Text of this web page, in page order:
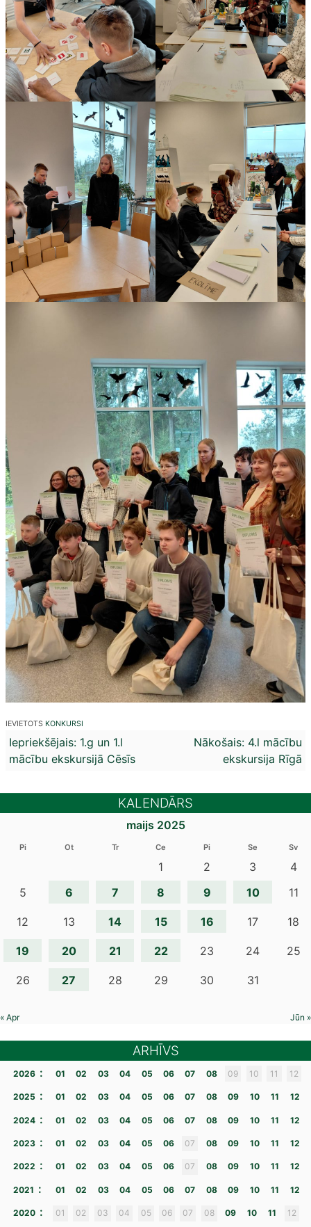
IEVIETOTS KONKURSI
Ziņu
izvēlne
Iepriekšējais: 1.g un 1.l
mācību ekskursijā Cēsīs
Nākošais: 4.l mācību
ekskursija Rīgā
KALENDĀRS
maijs 2025
Pi Ot Tr Ce Pi Se Sv
1 2 3
4
5
6 7 8 9 10 11
12 13 14 15 16 17 18
19 20 21 22 23 24 25
26 27 28 29 30 31
« Apr Jūn »
ARHĪVS
2026 : 01 02 03 04 05 06 07 08 09 10 11 12
2025 : 01 02 03 04 05 06 07 08 09 10 11 12
2024 : 01 02 03 04 05 06 07 08 09 10 11 12
2023 : 01 02 03 04 05 06 07 08 09 10 11 12
2022 : 01 02 03 04 05 06 07 08 09 10 11 12
2021 : 01 02 03 04 05 06 07 08 09 10 11 12
2020 : 01 02 03 04 05 06 07 08 09 10 11 12